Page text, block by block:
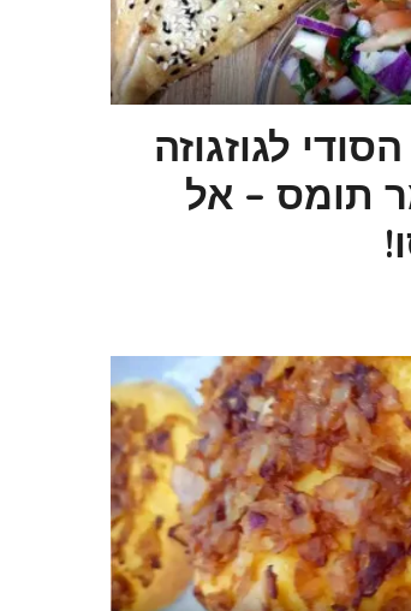
לגוזגוזה
תומס – אל